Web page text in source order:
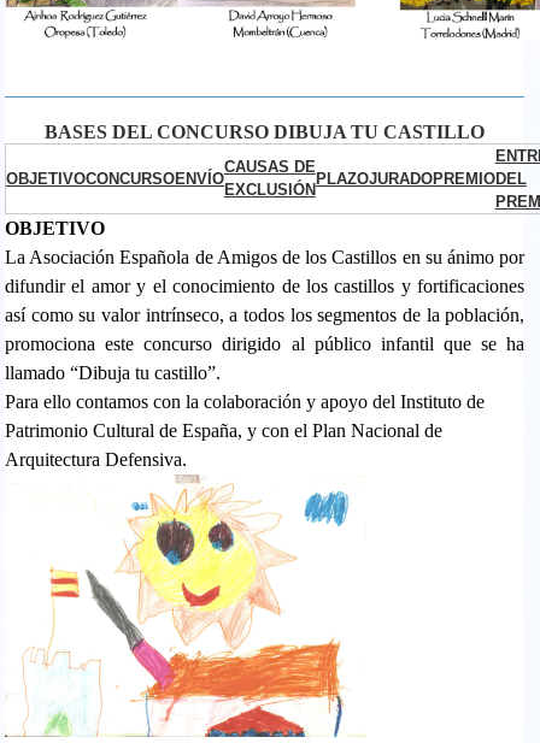
BASES DEL CONCURSO DIBUJA TU CASTILLO
OBJETIVOCONCURSOENVÍO
CAUSAS DE
EXCLUSIÓN
PLAZOJURADOPREMIODEL
OBJETIVO
La Asociación Española de Amigos de los Castillos en su ánimo por
difundir el amor y el conocimiento de los castillos y fortificaciones
así como su valor intrínseco, a todos los segmentos de la población,
promociona este concurso dirigido al público infantil que se ha
llamado “Dibuja tu castillo”.
Para ello contamos con la colaboración y apoyo del Instituto de
Patrimonio Cultural de España, y con el Plan Nacional de
Arquitectura Defensiva.
pablo_001.jpg